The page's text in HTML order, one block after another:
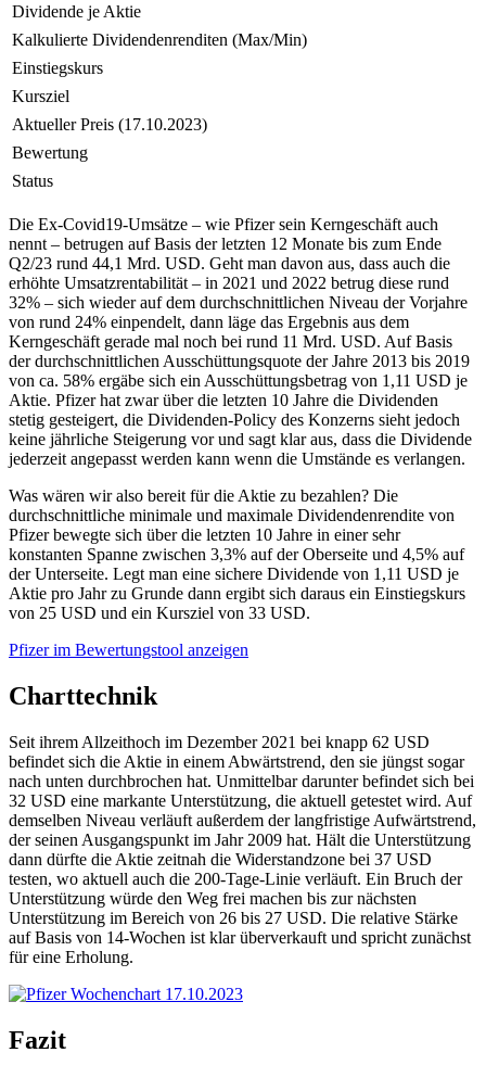
Dividende je Aktie
Kalkulierte Dividendenrenditen (Max/Min)
Einstiegskurs
Kursziel
Aktueller Preis (17.10.2023)
Bewertung
Status
Die Ex-Covid19-Umsätze – wie Pfizer sein Kerngeschäft auch
nennt – betrugen auf Basis der letzten 12 Monate bis zum Ende
Q2/23 rund 44,1 Mrd. USD. Geht man davon aus, dass auch die
erhöhte Umsatzrentabilität – in 2021 und 2022 betrug diese rund
32% – sich wieder auf dem durchschnittlichen Niveau der Vorjahre
von rund 24% einpendelt, dann läge das Ergebnis aus dem
Kerngeschäft gerade mal noch bei rund 11 Mrd. USD. Auf Basis
der durchschnittlichen Ausschüttungsquote der Jahre 2013 bis 2019
von ca. 58% ergäbe sich ein Ausschüttungsbetrag von 1,11 USD je
Aktie. Pfizer hat zwar über die letzten 10 Jahre die Dividenden
stetig gesteigert, die Dividenden-Policy des Konzerns sieht jedoch
keine jährliche Steigerung vor und sagt klar aus, dass die Dividende
jederzeit angepasst werden kann wenn die Umstände es verlangen.
Was wären wir also bereit für die Aktie zu bezahlen? Die
durchschnittliche minimale und maximale Dividendenrendite von
Pfizer bewegte sich über die letzten 10 Jahre in einer sehr
konstanten Spanne zwischen 3,3% auf der Oberseite und 4,5% auf
der Unterseite. Legt man eine sichere Dividende von 1,11 USD je
Aktie pro Jahr zu Grunde dann ergibt sich daraus ein Einstiegskurs
von 25 USD und ein Kursziel von 33 USD.
Pfizer im Bewertungstool anzeigen
Charttechnik
Seit ihrem Allzeithoch im Dezember 2021 bei knapp 62 USD
befindet sich die Aktie in einem Abwärtstrend, den sie jüngst sogar
nach unten durchbrochen hat. Unmittelbar darunter befindet sich bei
32 USD eine markante Unterstützung, die aktuell getestet wird. Auf
demselben Niveau verläuft außerdem der langfristige Aufwärtstrend,
der seinen Ausgangspunkt im Jahr 2009 hat. Hält die Unterstützung
dann dürfte die Aktie zeitnah die Widerstandzone bei 37 USD
testen, wo aktuell auch die 200-Tage-Linie verläuft. Ein Bruch der
Unterstützung würde den Weg frei machen bis zur nächsten
Unterstützung im Bereich von 26 bis 27 USD. Die relative Stärke
auf Basis von 14-Wochen ist klar überverkauft und spricht zunächst
für eine Erholung.
Fazit